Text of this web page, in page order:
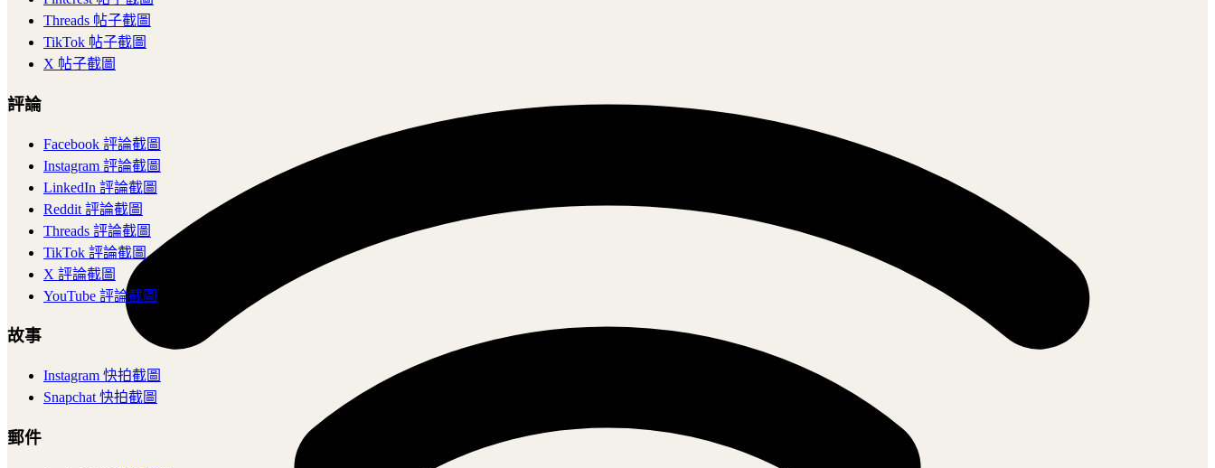
Threads 帖子截圖
TikTok 帖子截圖
X 帖子截圖
評論
Facebook 評論截圖
Instagram 評論截圖
LinkedIn 評論截圖
Reddit 評論截圖
Threads 評論截圖
TikTok 評論截圖
X 評論截圖
YouTube 評論截圖
故事
Instagram 快拍截圖
Snapchat 快拍截圖
郵件